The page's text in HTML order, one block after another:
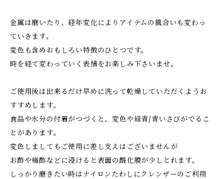
金属は磨いたり、経年変化によりアイテムの風合いも変わっ
ていきます。
変色も含めおもしろい特徴のひとつです。
時を経て変わっていく表情をお楽しみ下さいませ。
ご使用後は出来るだけ早めに洗って乾燥していただくようお
すすめします。
食品や水分の付着がつづくと、変色や緑青/青いさびがでるこ
とがあります。
変色しましてもご使用に差し支えはございませんが
お酢や梅酢などに浸けると表面の酸化膜が少しとれます。
しっかり磨きたい時はナイロンたわしにクレンザーのご利用